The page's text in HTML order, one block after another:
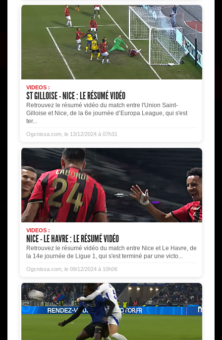
VIDEOS :
ST GILLOISE - NICE : LE RÉSUMÉ VIDÉO
Retrouvez le résumé vidéo du match entre l'Union Saint-
Gilloise et Nice, de la 6e journée d’Europa League, qui s'est
ter...
Ogcnissa.com, le 13/12/2024 à 07h31
VIDEOS :
NICE - LE HAVRE : LE RÉSUMÉ VIDÉO
Retrouvez le résumé vidéo du match entre Nice et Le Havre, de
la 14e journée de Ligue 1, qui s'est terminé par une victo...
Ogcnissa.com, le 09/12/2024 à 10h06